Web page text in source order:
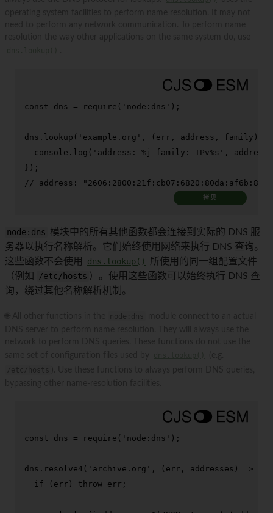
const dns = require ( 'node:dns' );
dns. lookup ( 'example.org' , ( err, address, family ) =>
console . log ( 'address: %j family: IPv%s' ,
// address:
拷贝
node:dns 模块中的所有其他函数都会连接到实际的 DNS 服
务器以执行名称解析。它们始终使用网络来执行 DNS 查询。
这些函数不会使用
dns.lookup()
所使用的同一组配置文件
（例如
/etc/hosts ）。使用这些函数可以始终执行 DNS 查
询，绕过其他名称解析机制。
const dns = require ( 'node:dns' );
dns. resolve4 ( 'archive.org' , ( err, addresses ) =>
if (err) throw err;